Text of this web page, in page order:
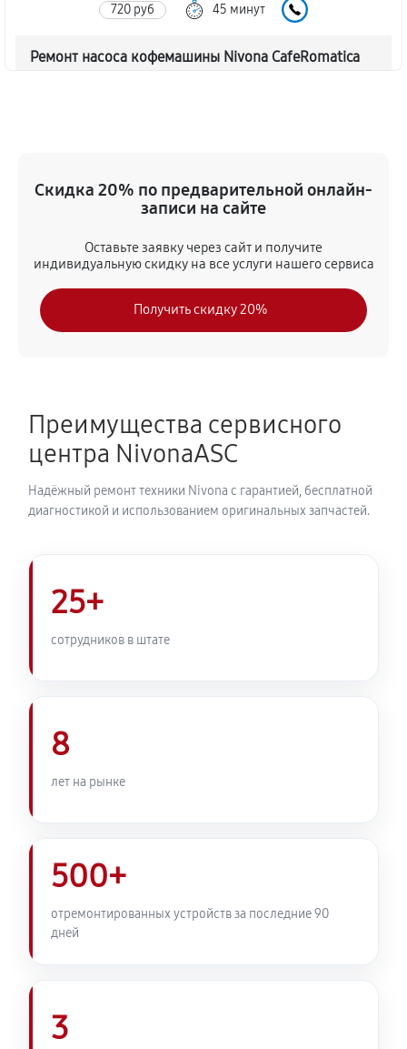
720 руб 45 минут
Ремонт насоса кофемашины Nivona CafeRomatica
620 руб 45 минут
Чистка от кофейных масел
Замена модуля управления
NICR 825
720 руб 40 минут
Ремонт гидросистемы кофемашины Nivona
CafeRomatica NICR 825
Ремонт кофемолки кофемашины Nivona
CafeRomatica NICR 825
740 руб
Скидка 20% по предварительной онлайн-
записи на сайте
Оставьте заявку через сайт и получите
индивидуальную скидку на все услуги нашего сервиса
Получить скидку 20%
Преимущества сервисного
центра NivonaASC
Надёжный ремонт техники Nivona с гарантией, бесплатной
диагностикой и использованием оригинальных запчастей.
25+
сотрудников в штате
8
лет на рынке
500+
отремонтированных устройств за последние 90
дней
3